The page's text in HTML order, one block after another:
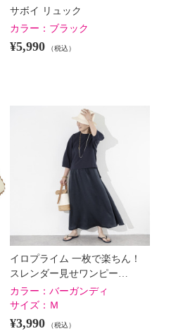
サボイ リュック
カラー： ブラック
¥5,990 （税込）
イロプライム 一枚で楽ちん！
スレンダー見せワンピー…
カラー： バーガンディ
サイズ： Ｍ
¥3,990 （税込）